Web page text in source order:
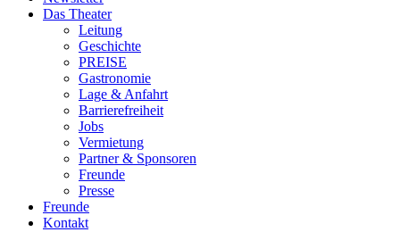
Das Theater
Leitung
Geschichte
PREISE
Gastronomie
Lage & Anfahrt
Barrierefreiheit
Jobs
Vermietung
Partner & Sponsoren
Freunde
Presse
Freunde
Kontakt